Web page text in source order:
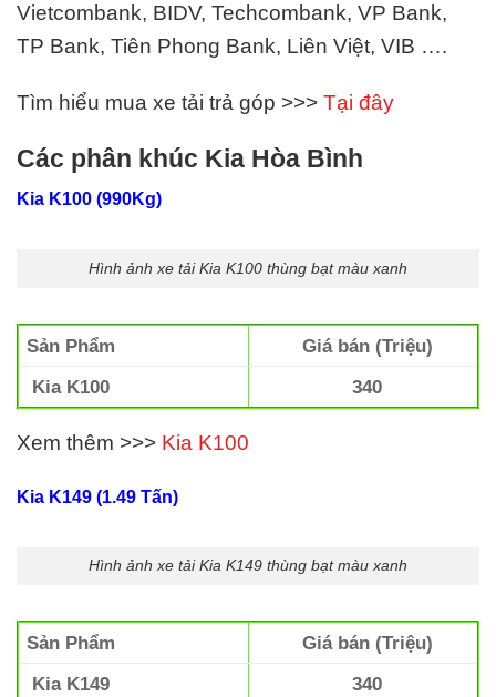
Vietcombank, BIDV, Techcombank, VP Bank,
TP Bank, Tiên Phong Bank, Liên Việt, VIB ….
Tìm hiểu mua xe tải trả góp >>> Tại đây
Các phân khúc Kia Hòa Bình
Kia K100 (990Kg)
Hình ảnh xe tải Kia K100 thùng bạt màu xanh
Sản Phẩm
Giá bán (Triệu)
Kia K100
340
Xem thêm >>> Kia K100
Kia K149 (1.49 Tấn)
Hình ảnh xe tải Kia K149 thùng bạt màu xanh
Sản Phẩm
Giá bán (Triệu)
Kia K149
340